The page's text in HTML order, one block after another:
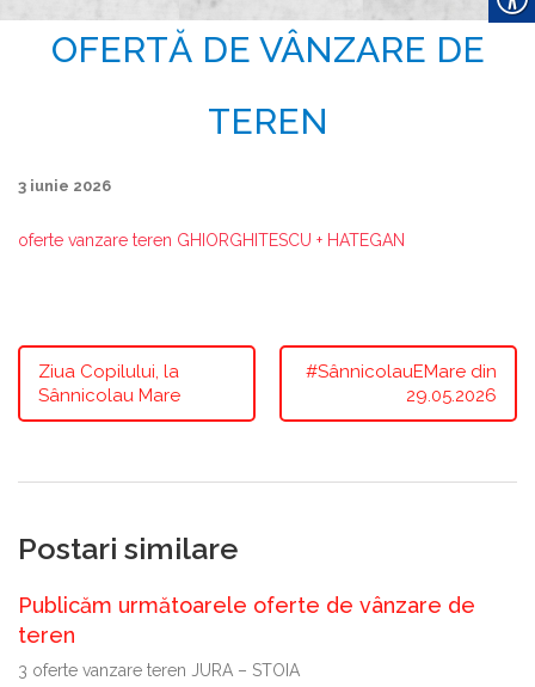
OFERTĂ DE VÂNZARE DE
TEREN
3 iunie 2026
oferte vanzare teren GHIORGHITESCU + HATEGAN
Ziua Copilului, la
Sânnicolau Mare
#SânnicolauEMare din
29.05.2026
Postari similare
Publicăm următoarele oferte de vânzare de
teren
3 oferte vanzare teren JURA – STOIA